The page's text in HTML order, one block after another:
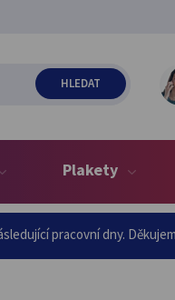
Plakety
pracovní dny.